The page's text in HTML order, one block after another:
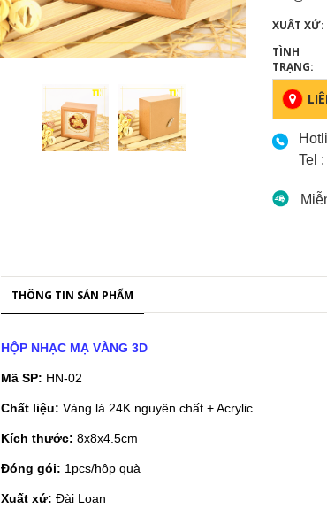
XUẤT XỨ:
TÌNH
TRẠNG:
Tel :
THÔNG TIN SẢN PHẨM
HỘP NHẠC MẠ VÀNG 3D
Mã SP: HN-02
Chất liệu: Vàng lá 24K nguyên chất + Acrylic
Kích thước: 8x8x4.5cm
Đóng gói: 1pcs/hộp quà
Xuất xứ: Đài Loan